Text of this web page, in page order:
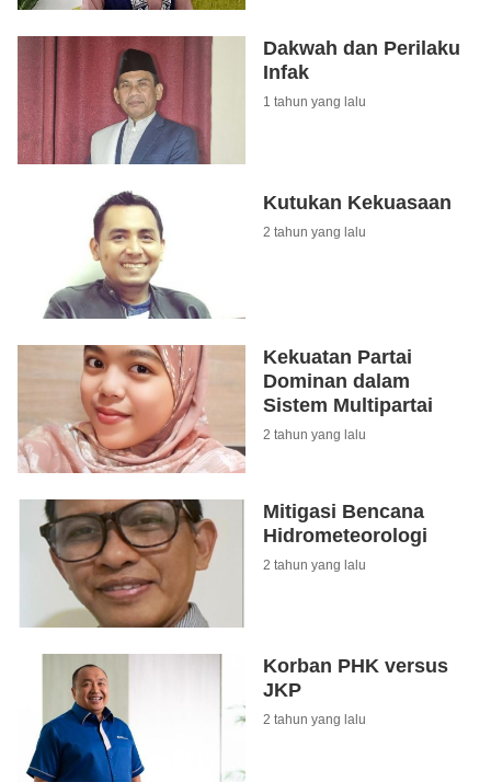
Dakwah dan Perilaku
Infak
1 tahun yang lalu
Kutukan Kekuasaan
2 tahun yang lalu
Kekuatan Partai
Dominan dalam
Sistem Multipartai
2 tahun yang lalu
Mitigasi Bencana
Hidrometeorologi
2 tahun yang lalu
Korban PHK versus
JKP
2 tahun yang lalu